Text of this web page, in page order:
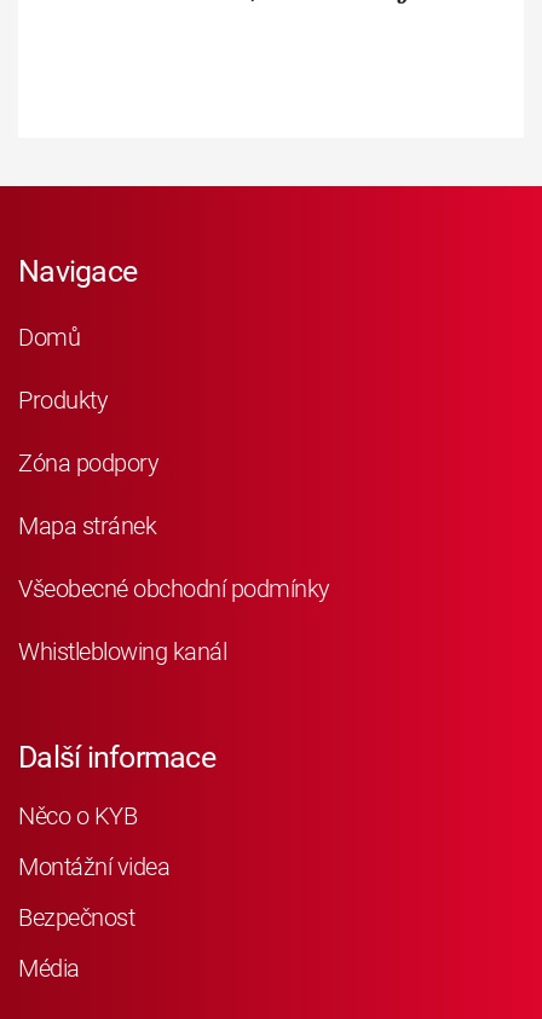
Navigace
Domů
Produkty
Zóna podpory
Mapa stránek
Všeobecné obchodní podmínky
Whistleblowing kanál
Další informace
Něco o KYB
Montážní videa
Bezpečnost
Média